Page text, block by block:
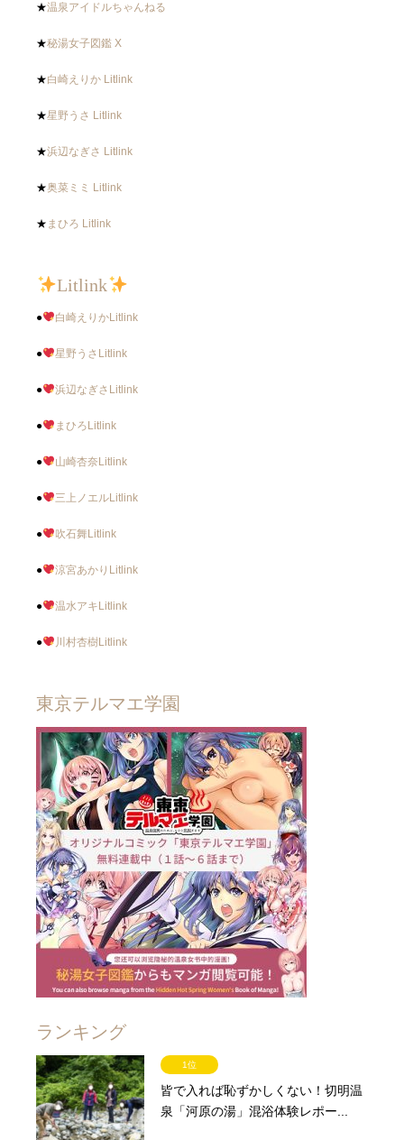
★温泉アイドルちゃんねる
★秘湯女子図鑑 X
★白崎えりか Litlink
★星野うさ Litlink
★浜辺なぎさ Litlink
★奥菜ミミ Litlink
★ まひろ Litlink
Litlink
● 白崎えりかLitlink
● 星野うさLitlink
● 浜辺なぎさLitlink
● まひろLitlink
● 山崎杏奈Litlink
● 三上ノエルLitlink
● 吹石舞Litlink
● 涼宮あかりLitlink
● 温水アキLitlink
● 川村杏樹Litlink
東京テルマエ学園
ランキング
1位
皆で入れば恥ずかしくない！切明温
泉「河原の湯」混浴体験レポー...